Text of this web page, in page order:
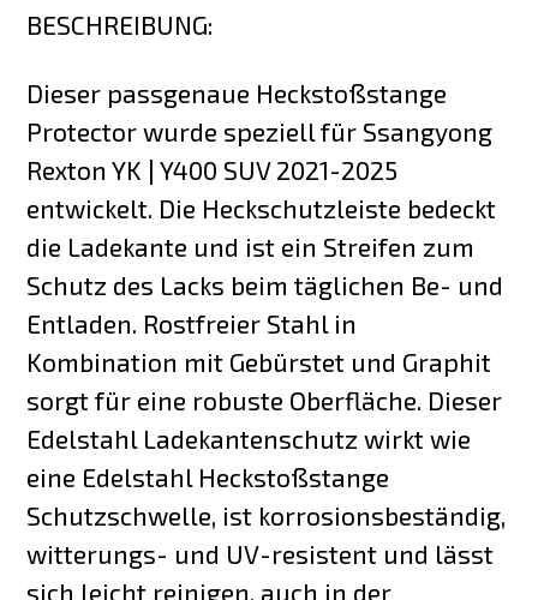
BESCHREIBUNG:
Dieser passgenaue Heckstoßstange
Protector wurde speziell für Ssangyong
Rexton YK | Y400 SUV 2021-2025
entwickelt. Die Heckschutzleiste bedeckt
die Ladekante und ist ein Streifen zum
Schutz des Lacks beim täglichen Be- und
Entladen. Rostfreier Stahl in
Kombination mit Gebürstet und Graphit
sorgt für eine robuste Oberfläche. Dieser
Edelstahl Ladekantenschutz wirkt wie
eine Edelstahl Heckstoßstange
Schutzschwelle, ist korrosionsbeständig,
witterungs- und UV-resistent und lässt
sich leicht reinigen, auch in der